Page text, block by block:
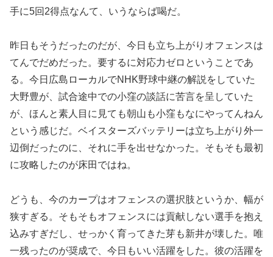
手に5回2得点なんて、いうならば喝だ。
昨日もそうだったのだが、今日も立ち上がりオフェンスは
てんでだめだった。要するに対応力ゼロということであ
る。今日広島ローカルでNHK野球中継の解説をしていた
大野豊が、試合途中での小窪の談話に苦言を呈していた
が、ほんと素人目に見ても朝山も小窪もなにやってんねん
という感じだ。ベイスターズバッテリーは立ち上がり外一
辺倒だったのに、それに手を出せなかった。そもそも最初
に攻略したのが床田ではね。
どうも、今のカープはオフェンスの選択肢というか、幅が
狭すぎる。そもそもオフェンスには貢献しない選手を抱え
込みすぎだし、せっかく育ってきた芽も新井が壊した。唯
一残ったのが奨成で、今日もいい活躍をした。彼の活躍を